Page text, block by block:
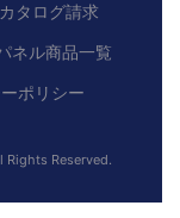
タログ請求
ネル商品一覧
ポリシー
Rights Reserved.